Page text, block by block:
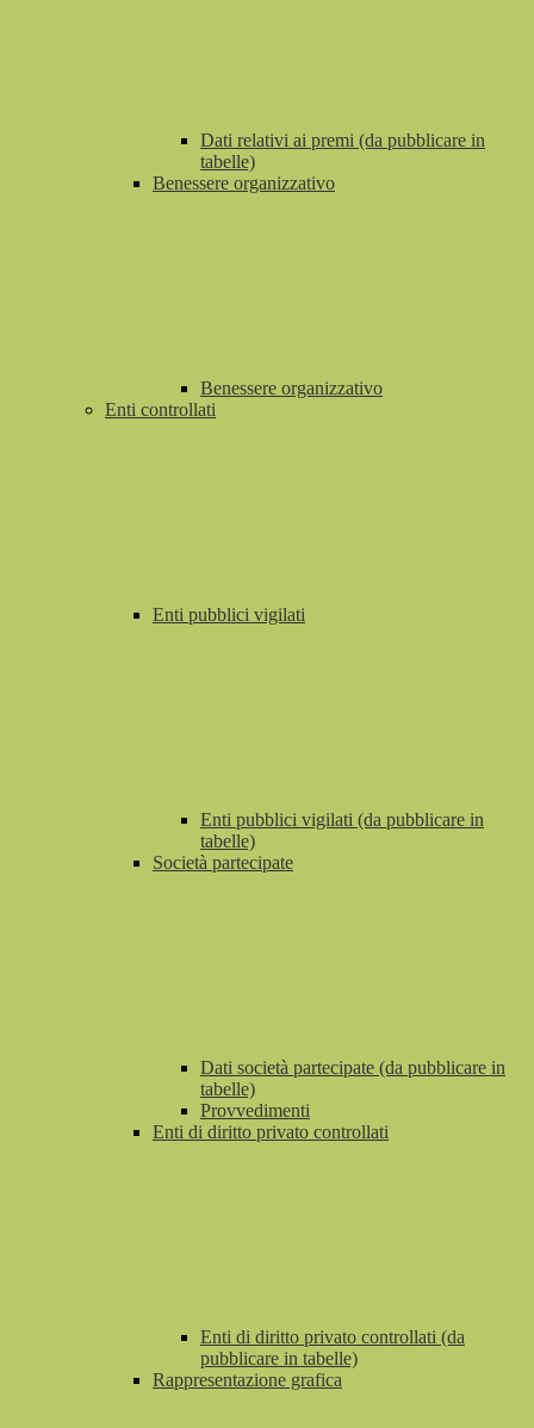
Dati relativi ai premi (da pubblicare in
tabelle)
Benessere organizzativo
Benessere organizzativo
Enti controllati
Enti pubblici vigilati
Enti pubblici vigilati (da pubblicare in
tabelle)
Società partecipate
Dati società partecipate (da pubblicare in
tabelle)
Provvedimenti
Enti di diritto privato controllati
Enti di diritto privato controllati (da
pubblicare in tabelle)
Rappresentazione grafica